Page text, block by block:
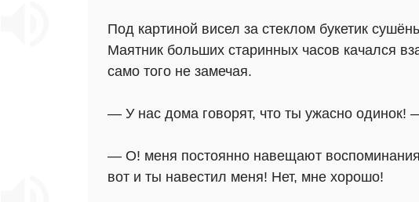
Под картиной висел за стеклом букетик
Маятник больших старинных часов качался
само того не замечая.
— У нас дома говорят, что ты ужасно одинок!
— О! меня постоянно навещают
вот и ты навестил меня! Нет, мне хорошо!